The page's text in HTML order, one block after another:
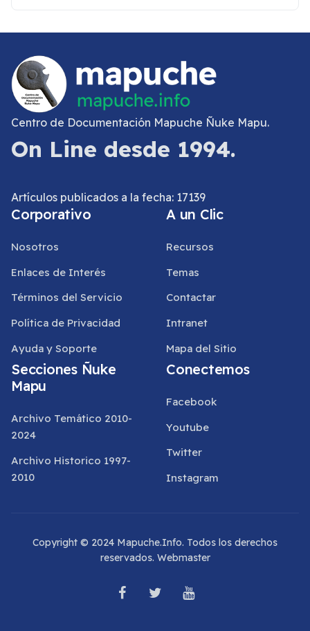
Centro de Documentación Mapuche Ñuke Mapu.
On Line desde 1994.
Artículos publicados a la fecha: 17139
Corporativo
Nosotros
Enlaces de Interés
Términos del Servicio
Política de Privacidad
Ayuda y Soporte
A un Clic
Recursos
Temas
Contactar
Intranet
Mapa del Sitio
Secciones Ñuke
Mapu
Archivo Temático 2010-
2024
Archivo Historico 1997-
2010
Conectemos
Facebook
Youtube
Twitter
Instagram
Copyright © 2024 Mapuche.Info. Todos los derechos
reservados. Webmaster